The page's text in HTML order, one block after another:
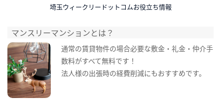
埼玉ウィークリードットコムお役立ち情報
マンスリーマンションとは？
通常の賃貸物件の場合必要な敷金・礼金・仲介手
数料がすべて無料です！
法人様の出張時の経費削減にもおすすめです。